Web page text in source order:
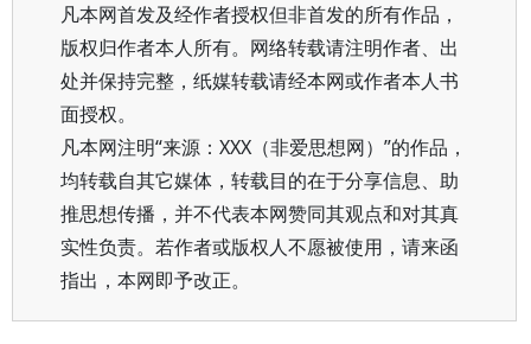
凡本网首发及经作者授权但非首发的所有作品，
版权归作者本人所有。网络转载请注明作者、出
处并保持完整，纸媒转载请经本网或作者本人书
面授权。
凡本网注明“来源：XXX（非爱思想网）”的作品，
均转载自其它媒体，转载目的在于分享信息、助
推思想传播，并不代表本网赞同其观点和对其真
实性负责。若作者或版权人不愿被使用，请来函
指出，本网即予改正。